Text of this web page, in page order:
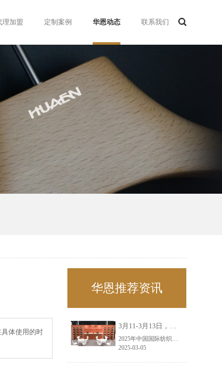
理加盟 定制案例 华恩动态 联系我们
体使用的时
华恩推荐资讯
3月11-3月13日，华恩诚邀您共赴上海面辅料春夏展——华恩
2025年中国国际纺织面料及辅料（春夏）博览会即将盛大开启！感谢您对华恩品牌的关注！3.11-3.13，杭州华恩（LEMONLEE）诚邀您共赴这场春日的宴会！
2025-03-05